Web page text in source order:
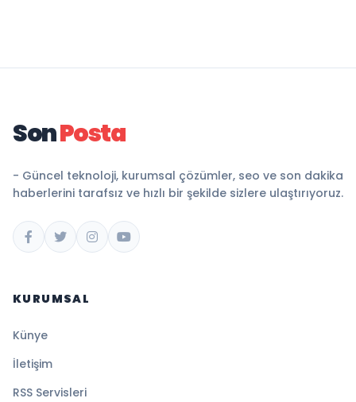
SonPosta
- Güncel teknoloji, kurumsal çözümler, seo ve son dakika
haberlerini tarafsız ve hızlı bir şekilde sizlere ulaştırıyoruz.
KURUMSAL
Künye
İletişim
RSS Servisleri